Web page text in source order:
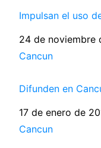
Impulsan el uso
Fecha
24 de noviembre
Respecto a
Cancun
Difunden en
Fecha
17 de enero de
Respecto a
Cancun